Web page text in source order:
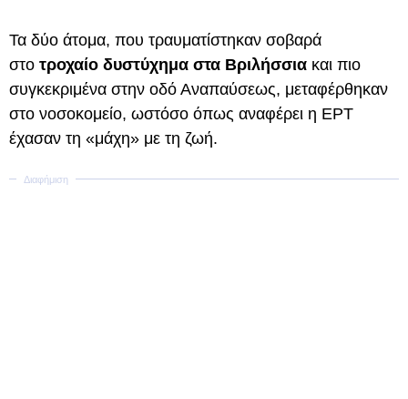
Τα δύο άτομα, που τραυματίστηκαν σοβαρά
στο τροχαίο δυστύχημα στα Βριλήσσια και πιο
συγκεκριμένα στην οδό Αναπαύσεως, μεταφέρθηκαν
στο νοσοκομείο, ωστόσο όπως αναφέρει η ΕΡΤ
έχασαν τη «μάχη» με τη ζωή.